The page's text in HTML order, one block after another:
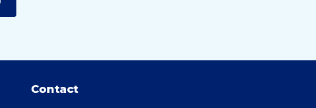
Contact